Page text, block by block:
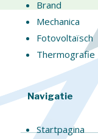
Brand
Mechanica
Fotovoltaïsch
Thermografie
Navigatie
Startpagina